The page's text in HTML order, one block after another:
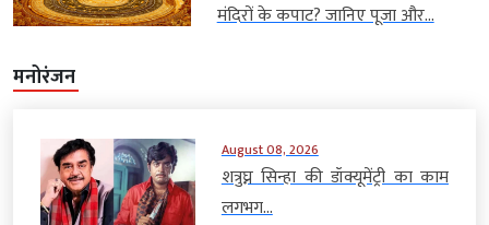
मंदिरों के कपाट? जानिए पूजा और...
मनोरंजन
August 08, 2026
शत्रुघ्न सिन्हा की डॉक्यूमेंट्री का काम
लगभग...